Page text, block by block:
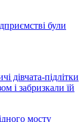
були
дівчата-підлітки
і забризкали їй
мосту